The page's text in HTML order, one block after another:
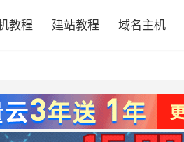
教程 建站教程 域名主机